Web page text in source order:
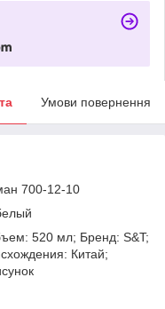
Умови повернення
700-12-10
520 мл; Бренд: S&T;
Китай;